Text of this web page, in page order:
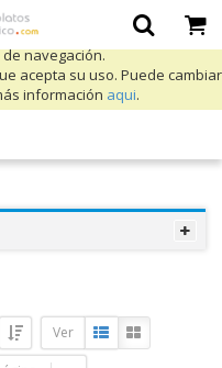
mejorar nuestros servicios
sus preferencias mediante el
navegación.
acepta su uso. Puede cambiar
información aqui.
Ver